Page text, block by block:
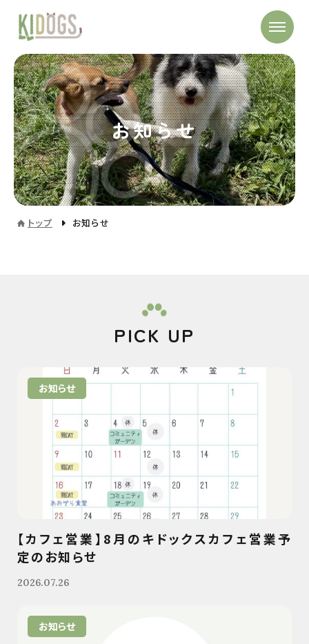
お知らせ
トップ お知らせ
PICK UP
お知らせ
【カフェ営業】8月のキドックスカフェ営業予
定のお知らせ
2026.07.26
お知らせ